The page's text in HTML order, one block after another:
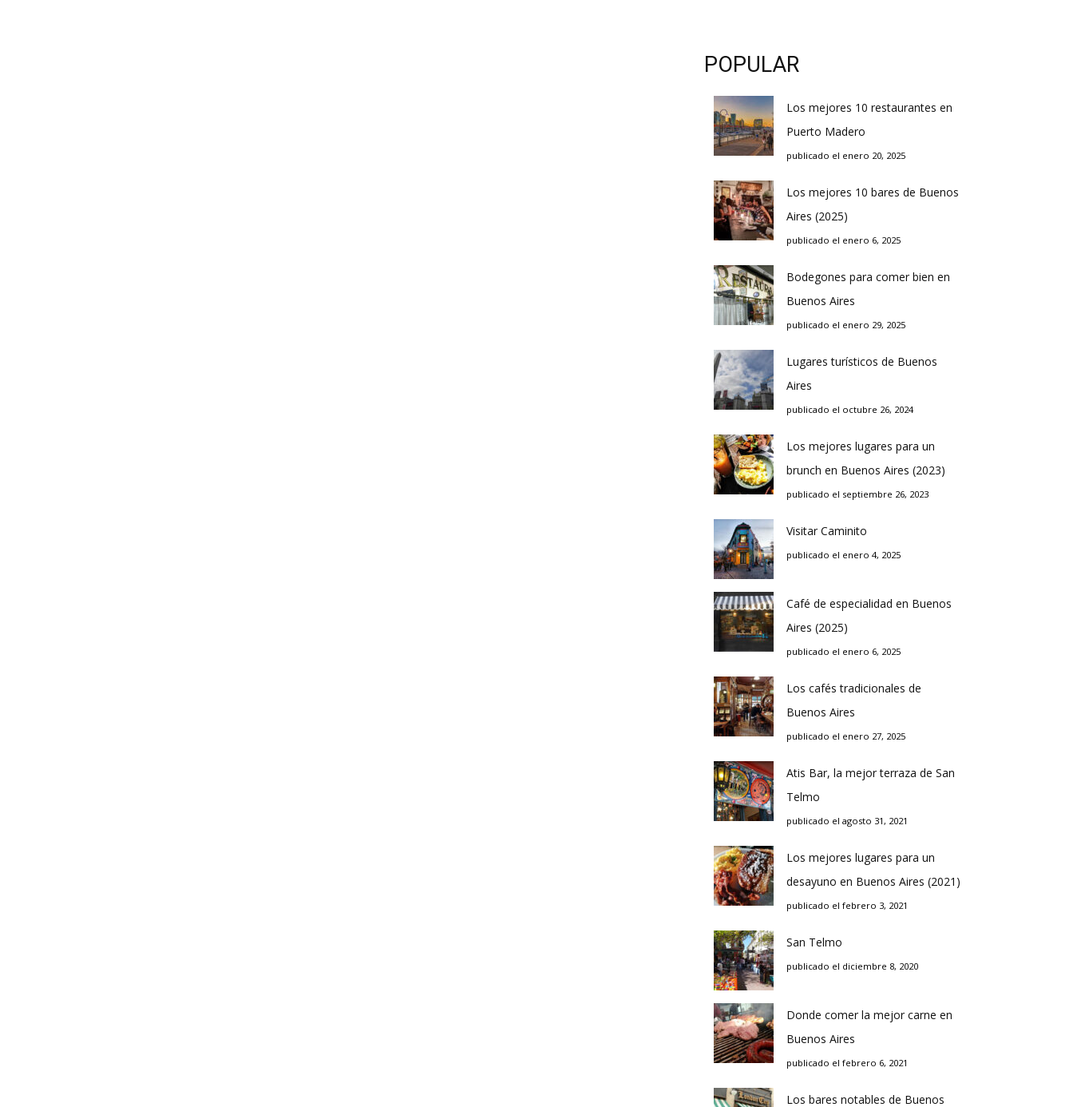
POPULAR
Los mejores 10 restaurantes en
Puerto Madero
publicado el enero 20, 2025
Los mejores 10 bares de Buenos
Aires (2025)
publicado el enero 6, 2025
Bodegones para comer bien en
Buenos Aires
publicado el enero 29, 2025
Lugares turísticos de Buenos
Aires
publicado el octubre 26, 2024
Los mejores lugares para un
brunch en Buenos Aires (2023)
publicado el septiembre 26, 2023
Visitar Caminito
publicado el enero 4, 2025
Café de especialidad en Buenos
Aires (2025)
publicado el enero 6, 2025
Los cafés tradicionales de
Buenos Aires
publicado el enero 27, 2025
Atis Bar, la mejor terraza de San
Telmo
publicado el agosto 31, 2021
Los mejores lugares para un
desayuno en Buenos Aires (2021)
publicado el febrero 3, 2021
San Telmo
publicado el diciembre 8, 2020
Donde comer la mejor carne en
Buenos Aires
publicado el febrero 6, 2021
Los bares notables de Buenos